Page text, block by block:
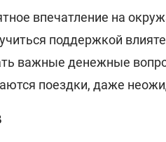
впечатление на
поддержкой
важные денежные
поездки, даже